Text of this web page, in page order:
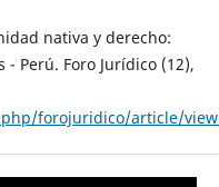
nativa y derecho:
Perú. Foro Jurídico (12),
forojuridico/article/